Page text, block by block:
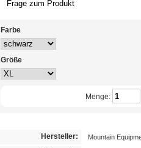
Frage zum Produkt
Farbe
Größe
Menge:
Hersteller: Mountain